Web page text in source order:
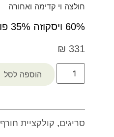
חולצה וי קדימה ואחורה
60% ויסקוזה 35% פוליאסטר % לייקרה
331
₪
הוספה לסל
סריגים, קולקציית חורף